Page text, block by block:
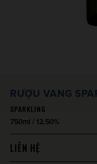
RƯỢU VANG
SPARKLING
750ml / 12.50%
LIÊN HỆ